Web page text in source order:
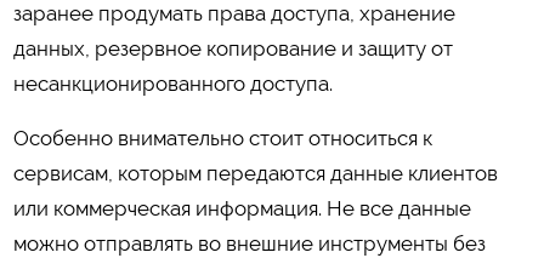
заранее продумать права доступа, хранение
данных, резервное копирование и защиту от
несанкционированного доступа.
Особенно внимательно стоит относиться к
сервисам, которым передаются данные клиентов
или коммерческая информация. Не все данные
можно отправлять во внешние инструменты без